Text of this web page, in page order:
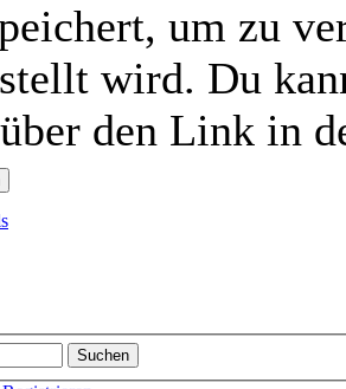
um zu
wird. Du
den Link in